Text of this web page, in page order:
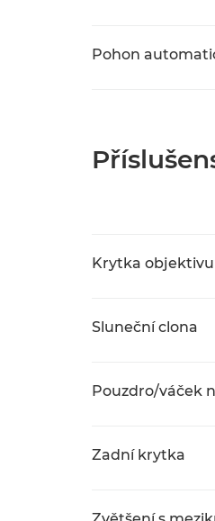
Pohon
Krytka objektivu
Sluneční clona
Pouzdro/váček
Zadní krytka